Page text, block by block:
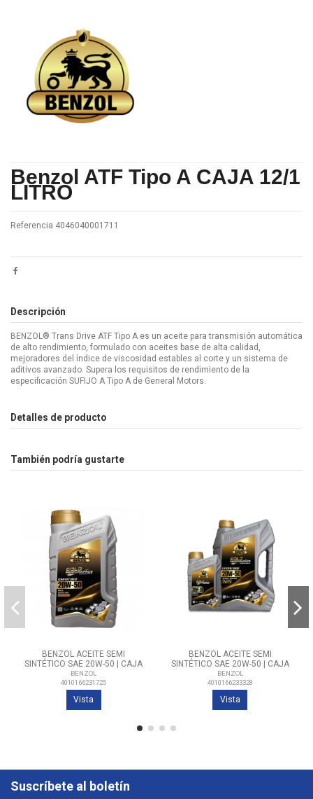
Benzol ATF Tipo A CAJA 12/1
LITRO
Referencia 4046040001711
Descripción
BENZOL® Trans Drive ATF Tipo A es un aceite para transmisión automática
de alto rendimiento, formulado con aceites base de alta calidad,
mejoradores del índice de viscosidad estables al corte y un sistema de
aditivos avanzado. Supera los requisitos de rendimiento de la
especificación SUFIJO A Tipo A de General Motors.
Detalles de producto
También podría gustarte
BENZOL ACEITE SEMI
SINTÉTICO SAE 20W-50 | CAJA
12/1 LITROS
BENZOL
4010166231725
Vista
BENZOL ACEITE SEMI
SINTÉTICO SAE 20W-50 | CAJA
4 GALONES
BENZOL
4010166233328
Vista
Suscríbete al boletín